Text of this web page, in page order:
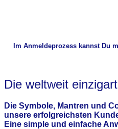
Im Anmeldeprozess kannst Du
Die weltweit
Die Symbole, Mantren und
unsere erfolgreichsten
Eine simple und einfache